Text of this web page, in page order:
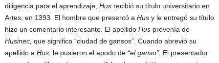
diligencia para el aprendizaje, Hus recibió su título universitario en
Artes, en 1393. El hombre que presentó a Hus y le entregó su título
hizo un comentario interesante. El apellido Hus provenía de
Husinec, que significa “ciudad de gansos”. Cuando abrevió su
apellido a Hus , le pusieron el apodo de “el ganso”. El presentador